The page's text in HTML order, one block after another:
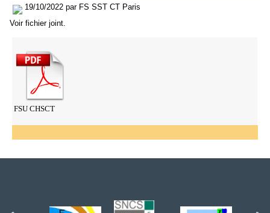
19/10/2022 par FS SST CT Paris
Voir fichier joint.
FSU CHSCT